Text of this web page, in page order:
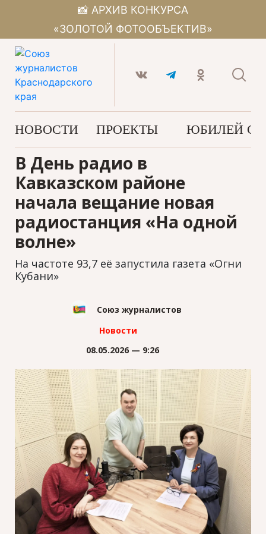
📸 АРХИВ КОНКУРСА
«ЗОЛОТОЙ ФОТООБЪЕКТИВ»
НОВОСТИ ПРОЕКТЫ ЮБИЛЕЙ
В День радио в
Кавказском районе
начала вещание новая
радиостанция «На одной
волне»
На частоте 93,7 её запустила газета «Огни
Кубани»
Союз журналистов
Новости
08.05.2026 — 9:26